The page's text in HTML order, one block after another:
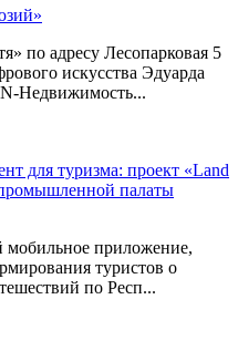
по адресу Лесопарковая 5
искусства Эдуарда
Недвижимость...
для туризма: проект «Land
палаты
мобильное приложение,
туристов о
по Респ...